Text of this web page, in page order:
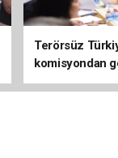
Terörsüz
komisyondan